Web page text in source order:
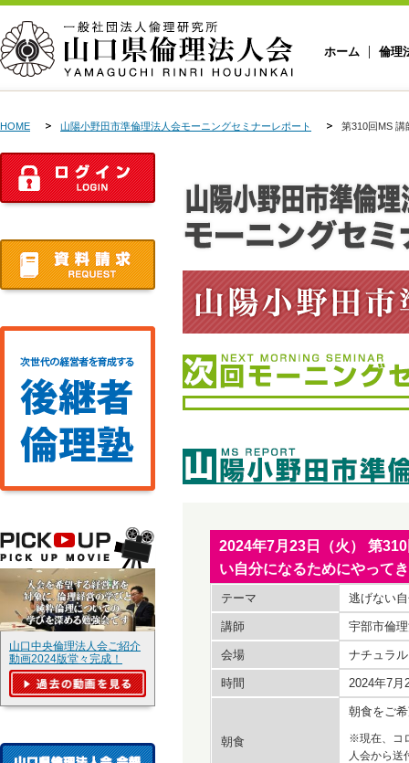
ホーム 倫理
HOME 山陽小野田市準倫理法人会モーニングセミナーレポート 第310回MS
2024年7月23日（火） 第
い自分になるためにやって
テーマ 逃げない
講師 宇部市倫
会場 ナチュラ
時間 2024年7月
朝食
朝食をご
※現在、コ
人会から送
山口中央倫理法人会ご紹介
動画2024版堂々完成！